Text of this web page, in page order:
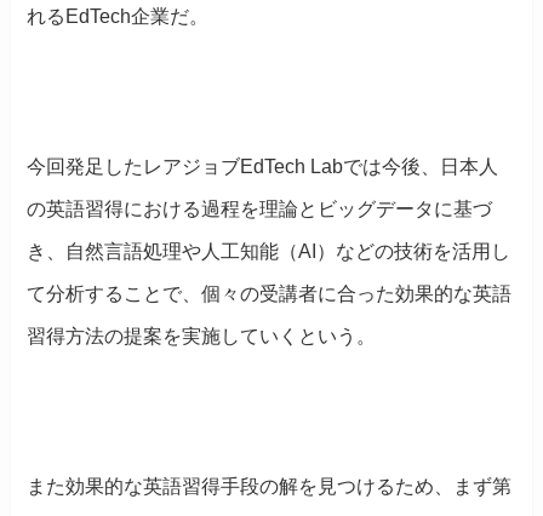
れるEdTech企業だ。
今回発足したレアジョブEdTech Labでは今後、日本人
の英語習得における過程を理論とビッグデータに基づ
き、自然言語処理や人工知能（AI）などの技術を活用し
て分析することで、個々の受講者に合った効果的な英語
習得方法の提案を実施していくという。
また効果的な英語習得手段の解を見つけるため、まず第